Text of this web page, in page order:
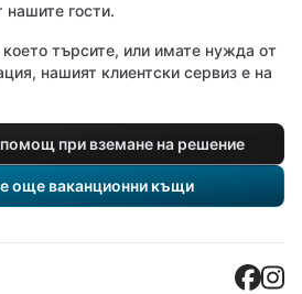
нашите гости.
търсите, или имате нужда от
нашият клиентски сервиз е на
при вземане на решение
още ваканционни къщи